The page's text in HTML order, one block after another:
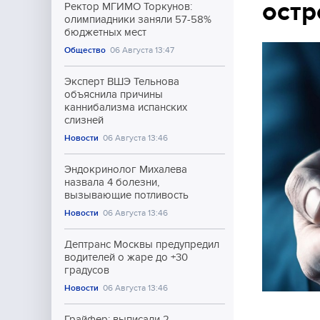
Ректор МГИМО Торкунов:
олимпиадники заняли 57-58%
бюджетных мест
Общество 06 Августа 13:47
Эксперт ВШЭ Тельнова
объяснила причины
каннибализма испанских
слизней
Новости 06 Августа 13:46
Эндокринолог Михалева
назвала 4 болезни,
вызывающие потливость
Новости 06 Августа 13:46
Дептранс Москвы предупредил
водителей о жаре до +30
градусов
Новости 06 Августа 13:46